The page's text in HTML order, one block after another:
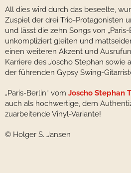
All dies wird durch das beseelte,
Zuspiel der drei Trio-Protagonisten
und lässt die zehn Songs von
unkompliziert gleiten und
einen weiteren Akzent und
Karriere des Joscho Stephan sowie
der führenden Gypsy Swing-
„Paris-Berlin“ vom Joscho Stephan
auch als hochwertige, dem
zuarbeitende Vinyl-Variante!
© Holger S. Jansen